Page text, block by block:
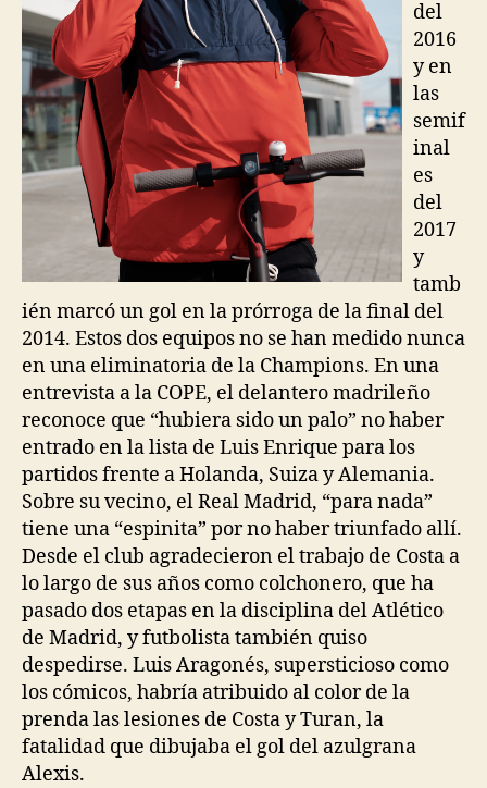
del
2016
y en
las
semif
inal
es
del
2017
y
tamb
ién marcó un gol en la prórroga de la final del
2014. Estos dos equipos no se han medido nunca
en una eliminatoria de la Champions. En una
entrevista a la COPE, el delantero madrileño
reconoce que “hubiera sido un palo” no haber
entrado en la lista de Luis Enrique para los
partidos frente a Holanda, Suiza y Alemania.
Sobre su vecino, el Real Madrid, “para nada”
tiene una “espinita” por no haber triunfado allí.
Desde el club agradecieron el trabajo de Costa a
lo largo de sus años como colchonero, que ha
pasado dos etapas en la disciplina del Atlético
de Madrid, y futbolista también quiso
despedirse. Luis Aragonés, supersticioso como
los cómicos, habría atribuido al color de la
prenda las lesiones de Costa y Turan, la
fatalidad que dibujaba el gol del azulgrana
Alexis.